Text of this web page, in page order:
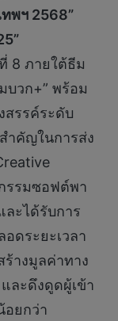
ทพฯ 2568”
8 ภายใต้ธีม
บวก+” พร้อม
สรรค์ระดับ
ำคัญในการส่ง
รรมซอฟต์พา
ละได้รับการ
ดระยะเวลา
ร้างมูลค่าทาง
ละดึงดูดผู้เข้า
อยกว่า